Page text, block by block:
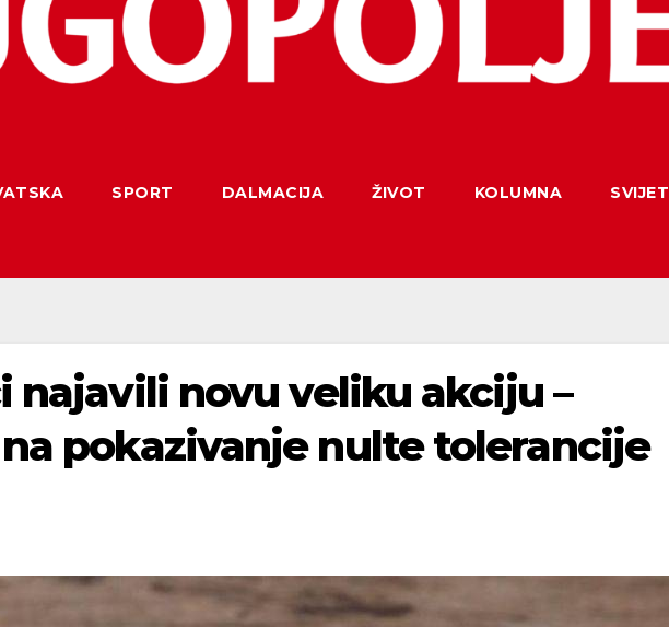
SPORT DALMACIJA ŽIVOT KOLUMNA SVIJET
najavili novu veliku akciju –
pokazivanje nulte tolerancije